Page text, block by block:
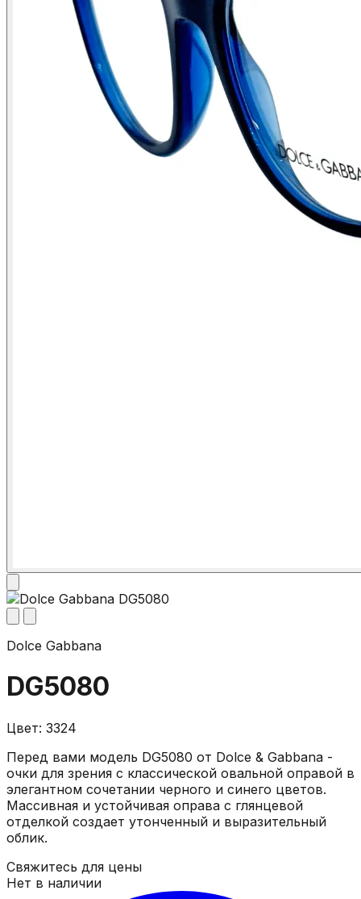
Dolce Gabbana
DG5080
Цвет: 3324
Перед вами модель DG5080 от Dolce & Gabbana -
очки для зрения с классической овальной оправой в
элегантном сочетании черного и синего цветов.
Массивная и устойчивая оправа с глянцевой
отделкой создает утонченный и выразительный
облик.
Свяжитесь для цены
Нет в наличии